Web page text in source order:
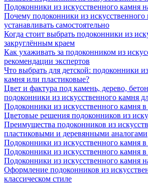
Подоконники из искусственного камня
Почему подоконники из искусственного
устанавливать самостоятельно
Когда стоит выбрать подоконники из
закруглённым краем
Как ухаживать за подоконником из
рекомендации экспертов
Что выбрать для детской: подоконники
камня или пластиковые?
Цвет и фактура под камень, дерево,
подоконники из искусственного камня
Подоконники из искусственного камня
Цветовые решения подоконников из
Преимущества подоконников из
пластиковыми и деревянными аналогами
Подоконники из искусственного камня в
Подоконники из искусственного камня
Подоконники из искусственного камня
Оформление подоконников из
классическом стиле